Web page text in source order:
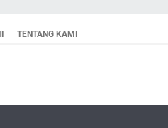
TENTANG KAMI